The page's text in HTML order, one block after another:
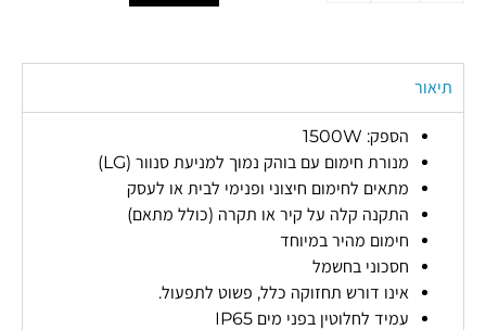
תיאור
הספק: 1500W
מנורת חימום עם בוהק נמוך למניעת סנוור (LG)
מתאים לחימום חיצוני ופנימי לבית או לעסק
התקנה קלה על קיר או תקרה (כולל מתאם)
חימום מהיר במיוחד
חסכוני בחשמל
אינו דורש תחזוקה כלל, פשוט לתפעול.
עמיד לחלוטין בפני מים IP65